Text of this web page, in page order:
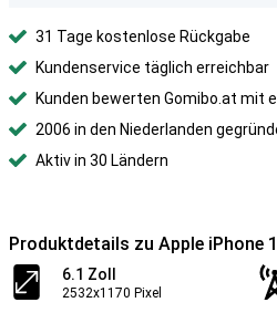
31 Tage kostenlose Rückgabe
Kundenservice täglich erreichbar
Kunden bewerten Gomibo.at mit
2006 in den Niederlanden
Aktiv in 30 Ländern
Produktdetails zu Apple iPhone
6.1 Zoll
2532x1170 Pixel